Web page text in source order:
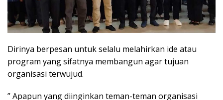
Dirinya berpesan untuk selalu melahirkan ide atau
program yang sifatnya membangun agar tujuan
organisasi terwujud.
” Apapun yang diinginkan teman-teman organisasi